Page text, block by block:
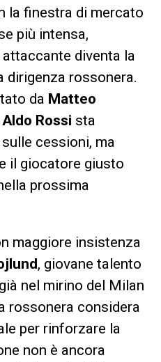
la finestra di mercato
più intensa,
attaccante diventa la
dirigenza rossonera.
da Matteo
Rossi sta
cessioni, ma
il giocatore giusto
prossima
maggiore insistenza
, giovane talento
nel mirino del Milan
rossonera considera
per rinforzare la
non è ancora